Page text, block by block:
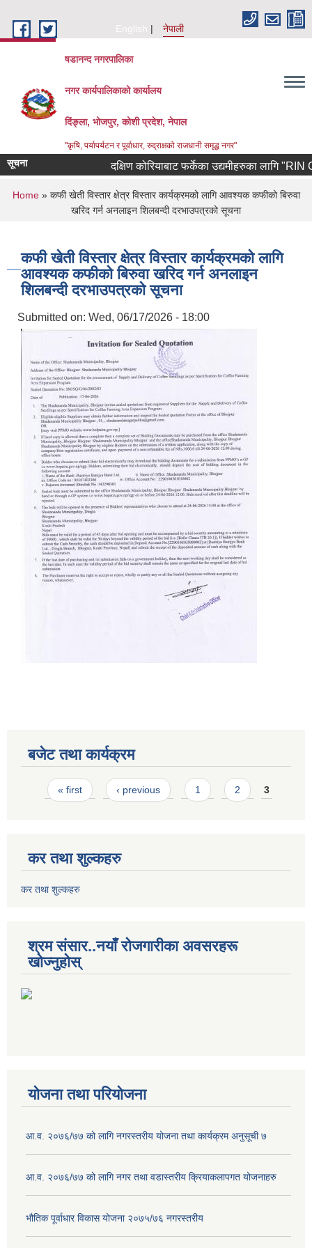
English
नेपाली
षडानन्द नगरपालिका
नगर कार्यपालिकाको कार्यालय
दिंङ्ला, भोजपुर, कोशी प्रदेश, नेपाल
"कृषि, पर्यापर्यटन र पूर्वाधार, रुद्राक्षको राजधानी समृद्ध नगर"
सूचना दक्षिण कोरियाबाट फर्केका उद्यमीहरुका लागि "RIN
You are here
Home» कफी खेती विस्तार क्षेत्र विस्तार कार्यक्रमको लागि आवश्यक कफीको बिरुवा
खरिद गर्न अनलाइन शिलबन्दी दरभाउपत्रको सूचना
कफी खेती विस्तार क्षेत्र विस्तार कार्यक्रमको लागि
आवश्यक कफीको बिरुवा खरिद गर्न अनलाइन
शिलबन्दी दरभाउपत्रको सूचना
Submitted on: Wed, 06/17/2026 - 18:00
बजेट तथा कार्यक्रम
Pages
« first ‹ previous 1 2 3
कर तथा शुल्कहरु
कर तथा शुल्कहरु
श्रम संसार..नयाँ रोजगारीका अवसरहरू
खोज्नुहोस्
योजना तथा परियोजना
आ.व. २०७६/७७ को लागि नगरस्तरीय योजना तथा कार्यक्रम अनुसूची ७
आ.व. २०७६/७७ को लागि नगर तथा वडास्तरीय क्रियाकलापगत योजनाहरु
भौतिक पूर्वाधार विकास योजना २०७५/७६ नगरस्तरीय